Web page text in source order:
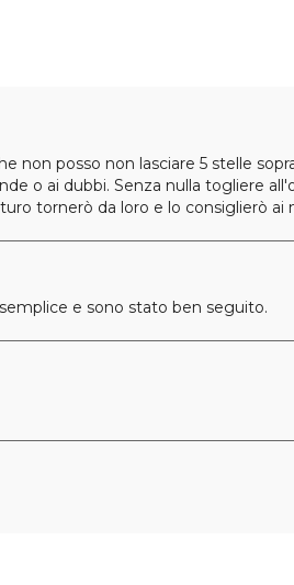
non posso non lasciare 5 stelle
o ai dubbi. Senza nulla togliere
tornerò da loro e lo consiglierò ai
e sono stato ben seguito.